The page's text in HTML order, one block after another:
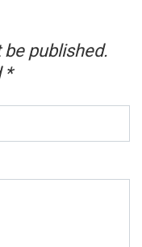
published.
*